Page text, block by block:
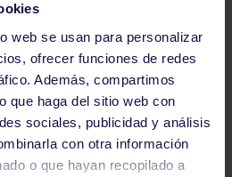
web se usan para personalizar
ofrecer funciones de redes
Además, compartimos
que haga del sitio web con
sociales, publicidad y análisis
con otra información
o que hayan recopilado a
2026